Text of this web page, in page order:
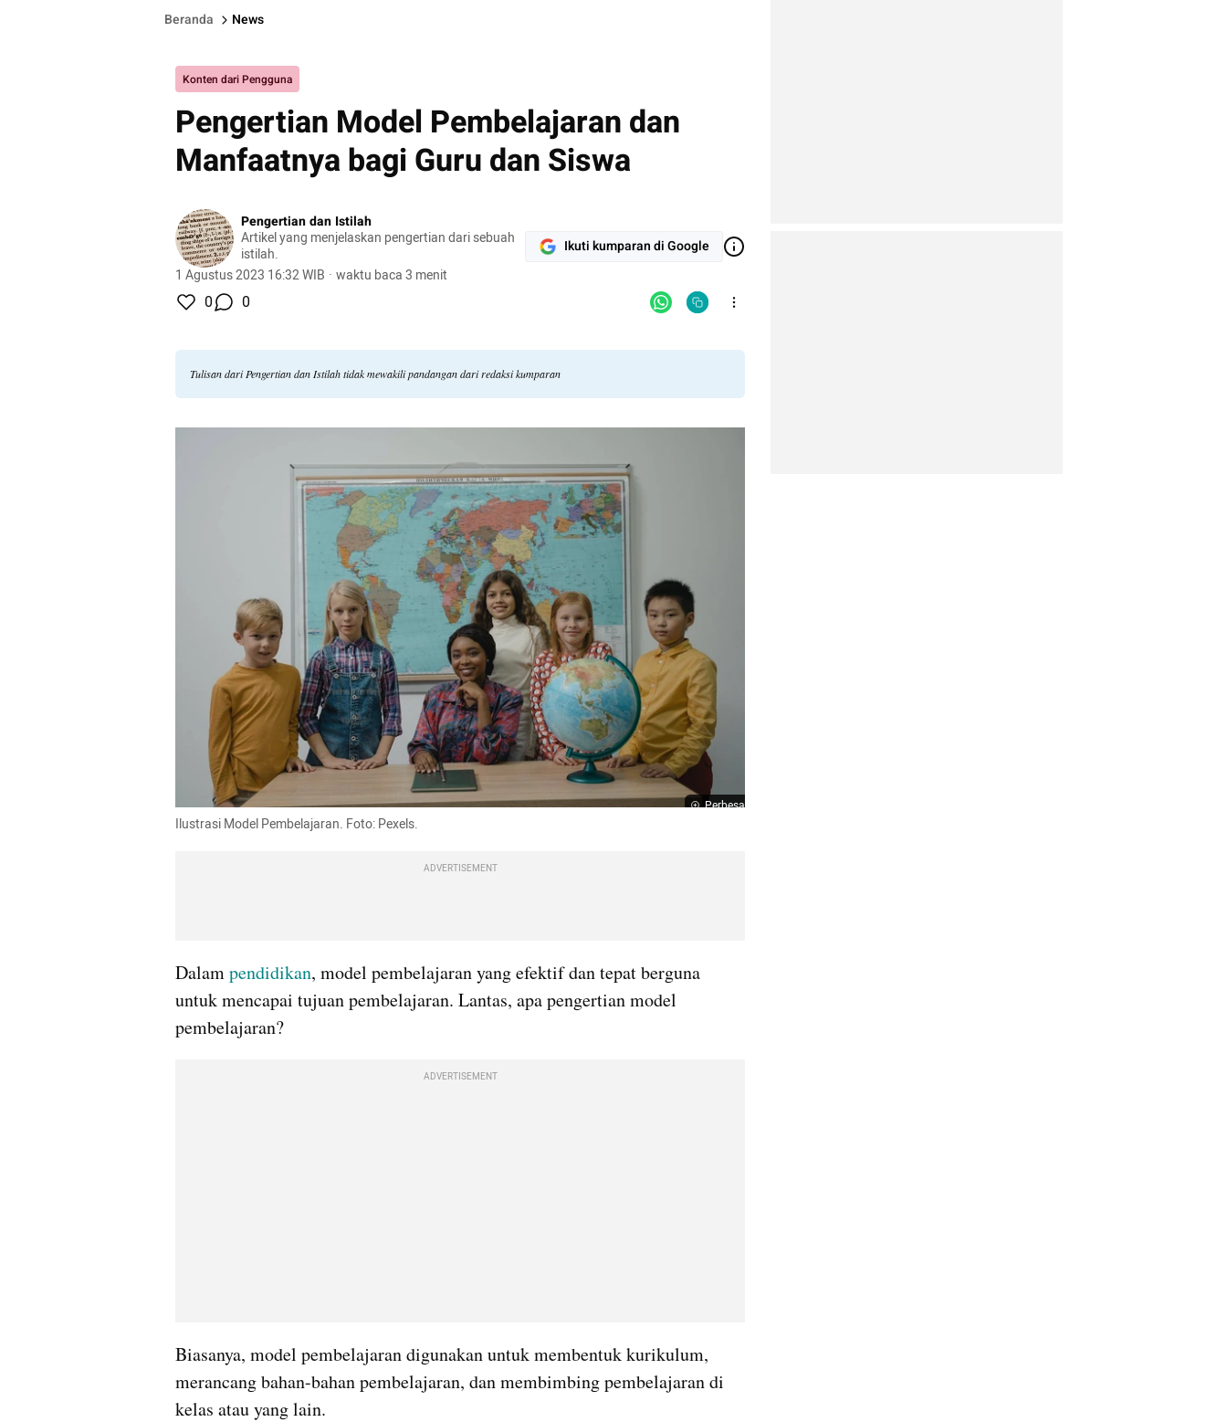
Beranda News
Konten dari Pengguna
Pengertian Model Pembelajaran dan
Manfaatnya bagi Guru dan Siswa
Pengertian dan Istilah
Artikel yang menjelaskan pengertian dari sebuah
istilah.
1 Agustus 2023 16:32 WIB · waktu baca 3 menit
Ikuti kumparan di Google
0 0
Tulisan dari Pengertian dan Istilah tidak mewakili pandangan dari redaksi kumparan
Perbesar
Ilustrasi Model Pembelajaran. Foto: Pexels.
ADVERTISEMENT
Dalam pendidikan, model pembelajaran yang efektif dan tepat berguna
untuk mencapai tujuan pembelajaran. Lantas, apa pengertian model
pembelajaran?
ADVERTISEMENT
Biasanya, model pembelajaran digunakan untuk membentuk kurikulum,
merancang bahan-bahan pembelajaran, dan membimbing pembelajaran di
kelas atau yang lain.